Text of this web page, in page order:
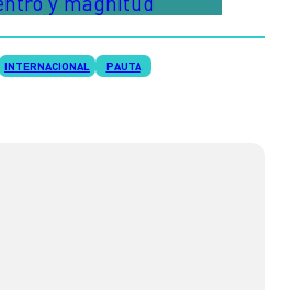
INTERNACIONAL PAUTA